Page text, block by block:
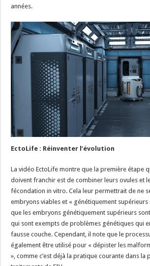
années.
EctoLife : Réinventer l’évolution
La vidéo EctoLife montre que la première étape
doivent franchir est de combiner leurs ovules et
fécondation in vitro. Cela leur permettrait de ne
embryons viables et « génétiquement supérieurs
que les embryons génétiquement supérieurs
qui sont exempts de problèmes génétiques qui
fausse couche. Cependant, il note que le
également être utilisé pour « dépister les
», comme c’est déjà la pratique courante dans la